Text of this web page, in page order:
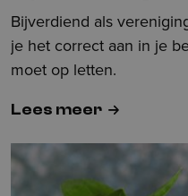
Bijverdiend als
je het correct aan in je
moet op letten.
Lees meer